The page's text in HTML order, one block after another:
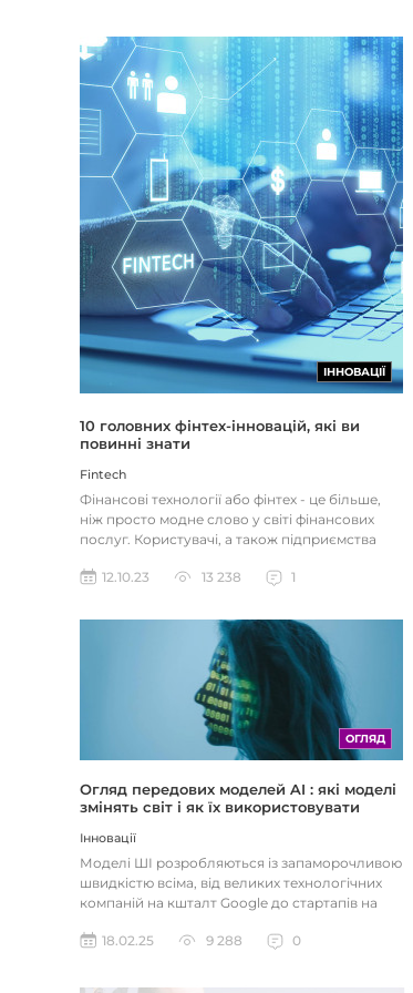
ІННОВАЦІЇ
10 головних фінтех-інновацій, які ви
повинні знати
Fintech
Фінансові технології або фінтех - це більше,
ніж просто модне слово у світі фінансових
послуг. Користувачі, а також підприємства
12.10.23
13 238 1
ОГЛЯД
Огляд передових моделей AI : які моделі
змінять світ і як їх використовувати
Інновації
Моделі ШІ розробляються із запаморочливою
швидкістю всіма, від великих технологічних
компаній на кшталт Google до стартапів на
18.02.25
9 288 0